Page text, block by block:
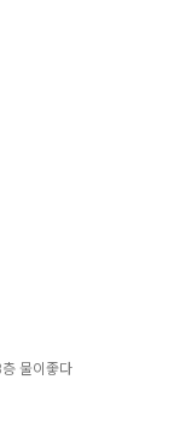
물이좋다